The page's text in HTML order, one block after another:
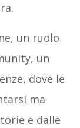
un ruolo
un
dove le
ma
e dalle